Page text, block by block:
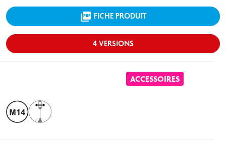
picture_as_pdf FICHE PRODUIT
4 VERSIONS
ACCESSOIRES